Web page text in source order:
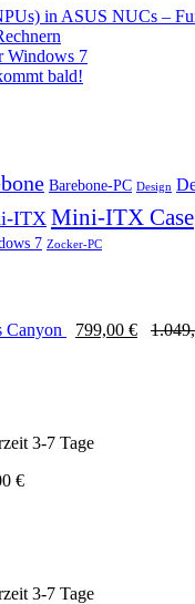
in ASUS NUCs –
Windows 7
bald!
Barebone-PC Design
ITX Mini-ITX Case
7 Zocker-PC
Canyon 799,00 €
3-7 Tage
€
3-7 Tage